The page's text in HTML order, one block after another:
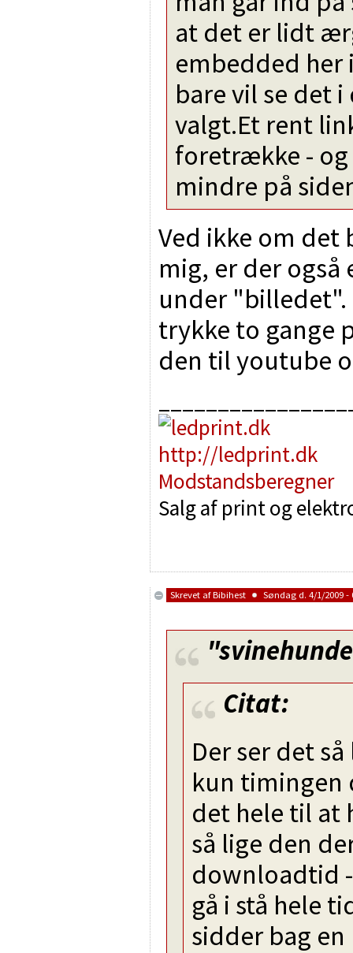
at det er lidt
embedded her
bare vil se det
valgt.Et rent
foretrække -
mindre på
Ved ikke om det
mig, er der
under "billedet".
trykke to gange
den til youtube
http://ledprint.dk
Modstandsberegner
Salg af print og
Skrevet afBibihest Søndag d. 4/1/2009 -
Citat:
Der ser det
kun timingen
det hele til at
så lige den
downloadtid
gå i stå hele
sidder bag